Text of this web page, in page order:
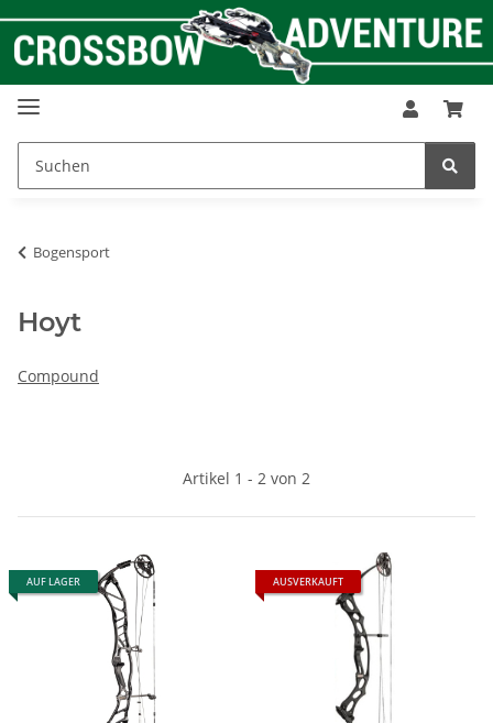
Bogensport
Hoyt
Compound
Artikel 1 - 2 von 2
AUF LAGER AUSVERKAUFT